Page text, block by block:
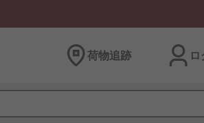
荷物追跡